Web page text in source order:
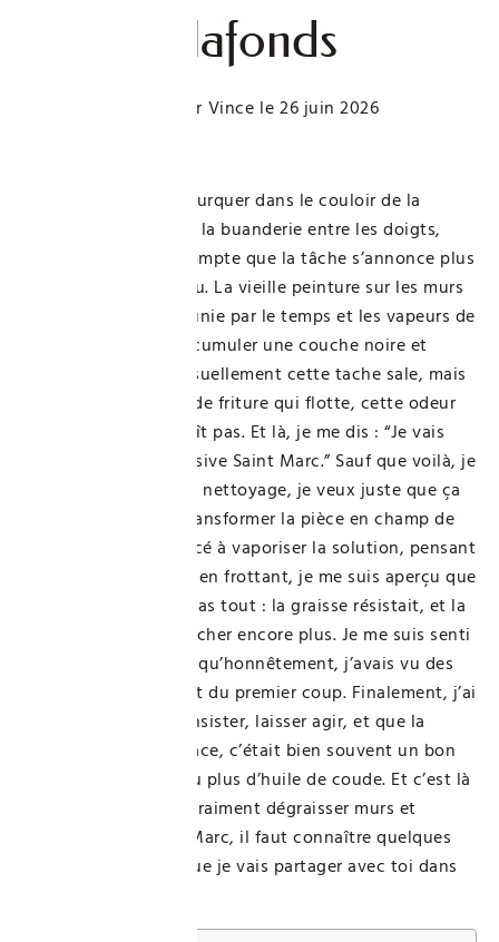
plafonds
Publié par Vince le 26 juin 2026
Je suis en train de bifurquer dans le couloir de la
maison, le bouton de la buanderie entre les doigts,
quand je me rends compte que la tâche s’annonce plus
compliquée que prévu. La vieille peinture sur les murs
de la cuisine, déjà jaunie par le temps et les vapeurs de
cuisson, a fini par accumuler une couche noire et
graisseuse. Je vois visuellement cette tache sale, mais
c’est surtout l’odeur de friture qui flotte, cette odeur
lourde qui ne disparaît pas. Et là, je me dis : “Je vais
réussir ça avec la Lessive Saint Marc.” Sauf que voilà, je
ne suis pas un pro du nettoyage, je veux juste que ça
ait l’air propre, pas transformer la pièce en champ de
bataille. J’ai commencé à vaporiser la solution, pensant
que ça suffirait, mais en frottant, je me suis aperçu que
la texture ne faisait pas tout : la graisse résistait, et la
saleté semblait accrocher encore plus. Je me suis senti
un peu frustré, parce qu’honnêtement, j’avais vu des
vidéos où ça marchait du premier coup. Finalement, j’ai
compris qu’il fallait insister, laisser agir, et que la
solution la plus efficace, c’était bien souvent un bon
mélange, avec un peu plus d’huile de coude. Et c’est là
que je réalise : pour vraiment dégraisser murs et
plafonds avec Saint Marc, il faut connaître quelques
astuces concrètes, que je vais partager avec toi dans